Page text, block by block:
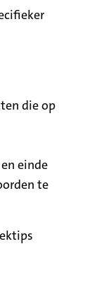
die op
einde
te